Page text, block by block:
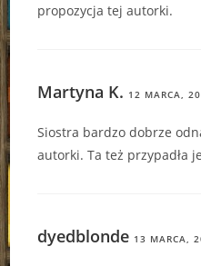
propozycja tej autorki.
Martyna K. 12 MARCA,
Siostra bardzo dobrze
autorki. Ta też przypadła
dyedblonde 13 MARCA,